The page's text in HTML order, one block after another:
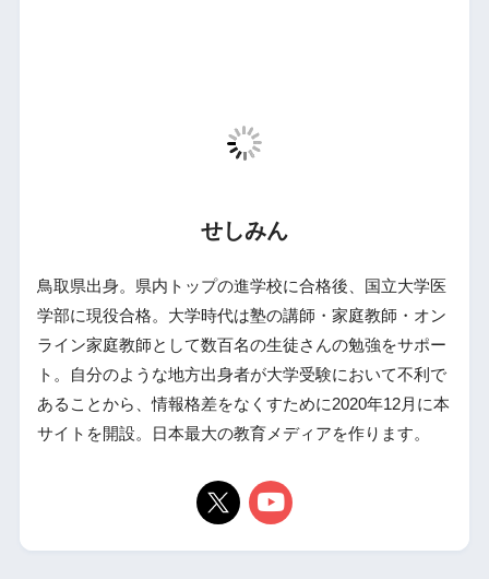
せしみん
鳥取県出身。県内トップの進学校に合格後、国立大学医
学部に現役合格。大学時代は塾の講師・家庭教師・オン
ライン家庭教師として数百名の生徒さんの勉強をサポー
ト。自分のような地方出身者が大学受験において不利で
あることから、情報格差をなくすために2020年12月に本
サイトを開設。日本最大の教育メディアを作ります。